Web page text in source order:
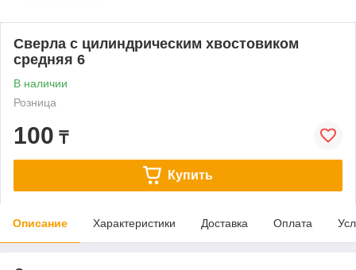
Сверла с цилиндрическим хвостовиком
средняя 6
В наличии
Розница
100 ₸
Купить
Описание Характеристики Доставка Оплата